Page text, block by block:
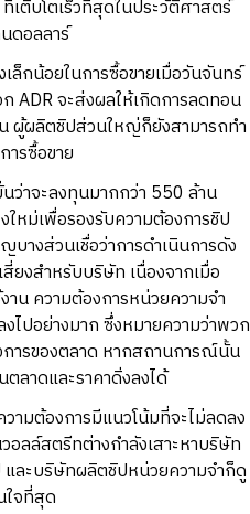
เติบโตเร็วที่สุดในประวัติศาสตร์
ดอลลาร์
ล็กน้อยในการซื้อขายเมื่อวันจันทร์
ADR จะส่งผลให้เกิดการลดทอน
ผู้ผลิตชิปส่วนใหญ่ก็ยังสามารถทำ
ารซื้อขาย
ว่าจะลงทุนมากกว่า 550 ล้าน
ใหม่เพื่อรองรับความต้องการชิป
างส่วนเชื่อว่าการดำเนินการดัง
ยงสำหรับบริษัท เนื่องจากเมื่อ
าน ความต้องการหน่วยความจำ
ไปอย่างมาก ซึ่งหมายความว่าพวก
การของตลาด หากสถานการณ์นั้น
ลาดและราคาดิ่งลงได้
ามต้องการมีแนวโน้มที่จะไม่ลดลง
อลล์สตรีทต่างกำลังเสาะหาบริษัท
และบริษัทผลิตชิปหน่วยความจำก็ดู
ใจที่สุด